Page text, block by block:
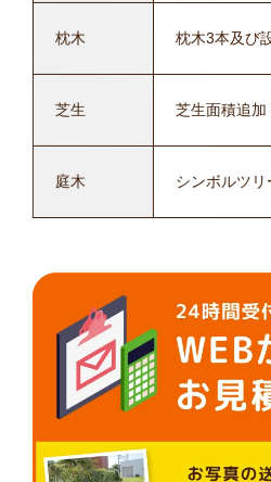
枕木 枕木3本及び
芝生 芝生面積追加
庭木 シンボルツ